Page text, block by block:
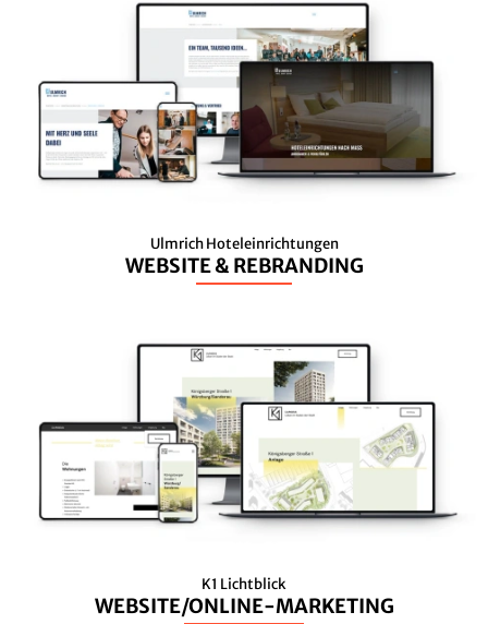
Ulmrich Hoteleinrichtungen
WEBSITE & REBRANDING
K1 Lichtblick
WEBSITE/ONLINE-MARKETING